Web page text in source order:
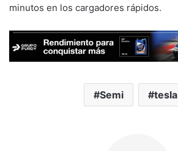
minutos en los cargadores rápidos.
Semi tesla